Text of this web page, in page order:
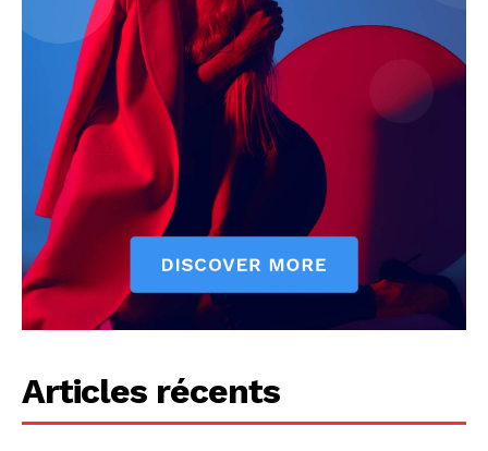
La chasse info
Articles récents